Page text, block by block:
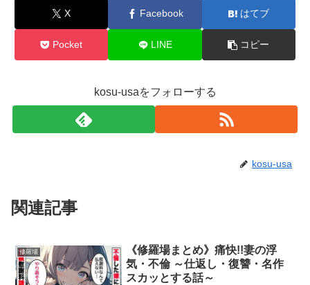
X Facebook はてブ
Pocket LINE コピー
kosu-usaをフォローする
kosu-usa
関連記事
修羅場
《修羅場まとめ》痛快!!妻の浮
気・不倫 ～仕返し・復讐・名作
スカッとする話～